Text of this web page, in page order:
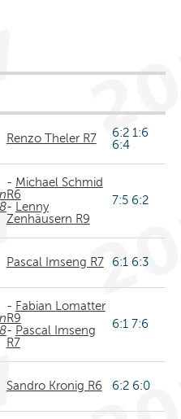
Renzo Theler R7
6:2 1:6
6:4
- Michael Schmid
R6
-
Lenny
Zenhäusern R9
7:5 6:2
Pascal Imseng R7 6:1 6:3
- Fabian Lomatter
R9
- Pascal Imseng
R7
6:1 7:6
Sandro Kronig R6 6:2 6:0